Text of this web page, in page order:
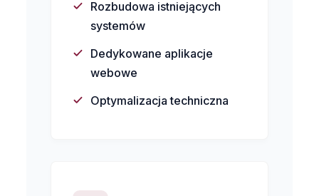
Rozbudowa istniejących
systemów
Dedykowane aplikacje
webowe
Optymalizacja techniczna